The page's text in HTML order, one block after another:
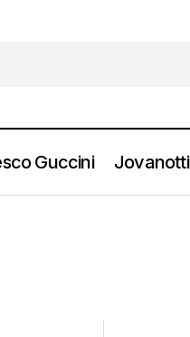
Guccini Jovanotti